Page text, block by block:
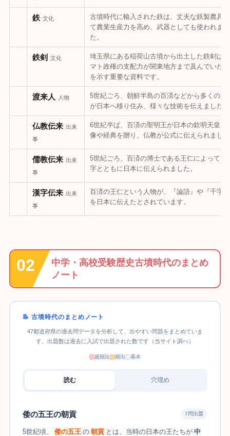
鉄 文化
古墳時代に輸入された鉄は、丈夫な鉄製農具
て農業生産力を高め、武器としても使われまし
た。
鉄剣 文化
埼玉県にある稲荷山古墳から出土した鉄剣は
マト政権の支配力が関東地方まで及んでいた
を示す重要な資料です。
渡来人 人物
5世紀ごろ、朝鮮半島の百済などから多くの人
が日本へ移り住み、様々な技術を伝えました。
仏教伝来 出来
事
6世紀半ば、百済の聖明王が日本の欽明天皇に
像や経典を贈り、仏教が公式に伝えられまし
儒教伝来 出来
事
5世紀ごろ、百済の博士である王仁によって、
字とともに日本に伝えられました。
漢字伝来 出来
事
百済の王仁という人物が、『論語』や『千字
を日本に伝えたとされています。
中学・高校受験歴史古墳時代のまとめ
ノート
📝 古墳時代のまとめノート
47都道府県の過去問データを分析して、出やすい問題をまとめていま
す。出題数は過去に入試で出題された数です（当サイト調べ）
超頻出 頻出 基本
読む 穴埋め
倭の五王の朝貢 7問出題
5世紀頃、 倭の五王 の 朝貢 とは、当時の日本の王たちが 中